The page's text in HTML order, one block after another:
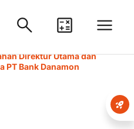
Direktur Utama dan
PT Bank Danamon